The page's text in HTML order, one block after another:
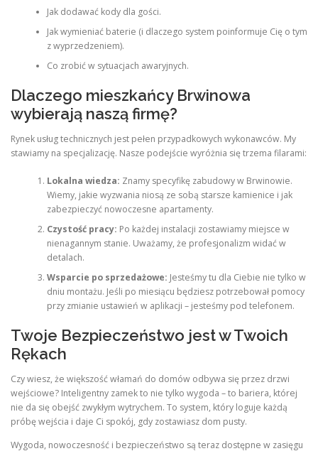
Jak dodawać kody dla gości.
Jak wymieniać baterie (i dlaczego system poinformuje Cię o tym
z wyprzedzeniem).
Co zrobić w sytuacjach awaryjnych.
Dlaczego mieszkańcy Brwinowa
wybierają naszą firmę?
Rynek usług technicznych jest pełen przypadkowych wykonawców. My
stawiamy na specjalizację. Nasze podejście wyróżnia się trzema filarami:
Lokalna wiedza: Znamy specyfikę zabudowy w Brwinowie.
Wiemy, jakie wyzwania niosą ze sobą starsze kamienice i jak
zabezpieczyć nowoczesne apartamenty.
Czystość pracy: Po każdej instalacji zostawiamy miejsce w
nienagannym stanie. Uważamy, że profesjonalizm widać w
detalach.
Wsparcie po sprzedażowe: Jesteśmy tu dla Ciebie nie tylko w
dniu montażu. Jeśli po miesiącu będziesz potrzebował pomocy
przy zmianie ustawień w aplikacji – jesteśmy pod telefonem.
Twoje Bezpieczeństwo jest w Twoich
Rękach
Czy wiesz, że większość włamań do domów odbywa się przez drzwi
wejściowe? Inteligentny zamek to nie tylko wygoda – to bariera, której
nie da się obejść zwykłym wytrychem. To system, który loguje każdą
próbę wejścia i daje Ci spokój, gdy zostawiasz dom pusty.
Wygoda, nowoczesność i bezpieczeństwo są teraz dostępne w zasięgu